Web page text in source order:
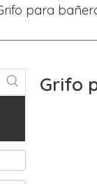
para
Grifo